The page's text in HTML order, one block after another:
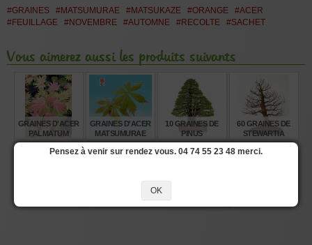
#GRAINES #MATSUMURAE #MATSUKAZE #ORANGE
#ACER
#FEUILLAGE
#NOVEMBRE #AUTOMNE #RECOLTE #SACHET
Vous aimerez aussi les produits suivants
GRAINES D'ACER
PALMATUM
MOONRISE
GRAINES D'ACER
MATSUMURAE
KAGA KUJAKU
10 GRAINES DE
PINUS
PENTAPHYLLA
60 GRAINES DE
STEWARTIA
MONADELPHA
GRAINES D'ACER
Pensez à venir sur rendez vous. 04 74 55 23 48 merci.
OK